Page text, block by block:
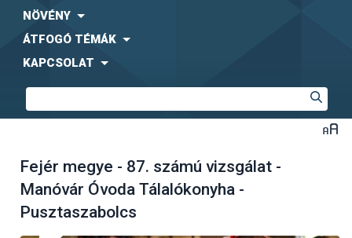
NÖVÉNY
ÁTFOGÓ TÉMÁK
KAPCSOLAT
Fejér megye - 87. számú vizsgálat -
Manóvár Óvoda Tálalókonyha -
Pusztaszabolcs